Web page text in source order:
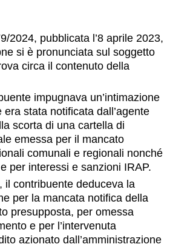
2024, pubblicata l’8 aprile 2023,
si è pronunciata sul soggetto
circa il contenuto della
impugnava un’intimazione
stata notificata dall’agente
scorta di una cartella di
emessa per il mancato
comunali e regionali nonché
per interessi e sanzioni IRAP.
il contribuente deduceva la
per la mancata notifica della
presupposta, per omessa
e per l’intervenuta
azionato dall’amministrazione